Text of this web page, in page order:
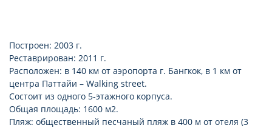
Построен: 2003 г.
Реставрирован: 2011 г.
Расположен: в 140 км от аэропорта г. Бангкок, в 1 км от
центра Паттайи – Walking street.
Состоит из одного 5-этажного корпуса.
Общая площадь: 1600 м2.
Пляж: общественный песчаный пляж в 400 м от отеля (3